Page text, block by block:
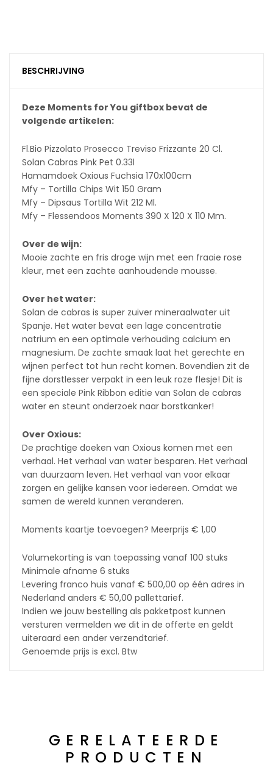
BESCHRIJVING
Deze Moments for You giftbox bevat de
volgende artikelen:
Fl.Bio Pizzolato Prosecco Treviso Frizzante 20 Cl.
Solan Cabras Pink Pet 0.33l
Hamamdoek Oxious Fuchsia 170x100cm
Mfy – Tortilla Chips Wit 150 Gram
Mfy – Dipsaus Tortilla Wit 212 Ml.
Mfy – Flessendoos Moments 390 X 120 X 110 Mm.
Over de wijn:
Mooie zachte en fris droge wijn met een fraaie rose
kleur, met een zachte aanhoudende mousse.
Over het water:
Solan de cabras is super zuiver mineraalwater uit
Spanje. Het water bevat een lage concentratie
natrium en een optimale verhouding calcium en
magnesium. De zachte smaak laat het gerechte en
wijnen perfect tot hun recht komen. Bovendien zit de
fijne dorstlesser verpakt in een leuk roze flesje! Dit is
een speciale Pink Ribbon editie van Solan de cabras
water en steunt onderzoek naar borstkanker!
Over Oxious:
De prachtige doeken van Oxious komen met een
verhaal. Het verhaal van water besparen. Het verhaal
van duurzaam leven. Het verhaal van voor elkaar
zorgen en gelijke kansen voor iedereen. Omdat we
samen de wereld kunnen veranderen.
Moments kaartje toevoegen? Meerprijs € 1,00
Volumekorting is van toepassing vanaf 100 stuks
Minimale afname 6 stuks
Levering franco huis vanaf € 500,00 op één adres in
Nederland anders € 50,00 pallettarief.
Indien we jouw bestelling als pakketpost kunnen
versturen vermelden we dit in de offerte en geldt
uiteraard een ander verzendtarief.
Genoemde prijs is excl. Btw
GERELATEERDE
PRODUCTEN